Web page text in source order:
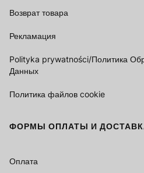
Возврат товара
Рекламация
Polityka prywatności/Политика
Данных
Политика файлов cookie
ФОРМЫ ОПЛАТЫ И
Оплата